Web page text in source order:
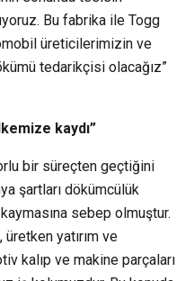
Bu fabrika ile Togg
üreticilerimizin ve
tedarikçisi olacağız”
kaydı”
bir süreçten geçtiğini
şartları dökümcülük
sebep olmuştur.
üretken yatırım ve
kalıp ve makine parçaları